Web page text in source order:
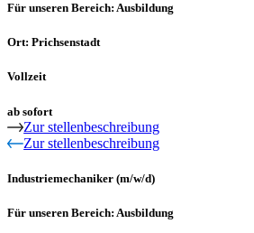
Für unseren Bereich: Ausbildung
Ort: Prichsenstadt
Vollzeit
ab sofort
Zur stellenbeschreibung
Zur stellenbeschreibung
Industriemechaniker (m/w/d)
Für unseren Bereich: Ausbildung